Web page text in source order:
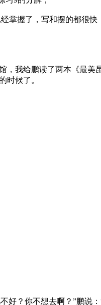
掌握了，写和摆的都很
我给鹏读了两本《最
时候了。
？你不想去啊？”鹏说